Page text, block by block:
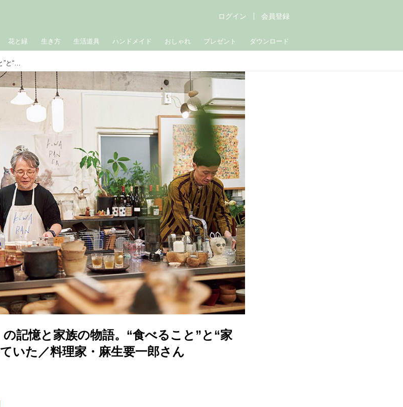
花と緑 生き方 生活道具 ハンドメイド おしゃれ プレゼント ダウンロード
ログイン 会員登録
故郷で看取った「母」の記憶と家族の物語。“食べること”と“家族”はいつもつながっていた／料理家・麻生要一郎さん
記憶と家族の物語。“食べること”と“家
いた／料理家・麻生要一郎さん